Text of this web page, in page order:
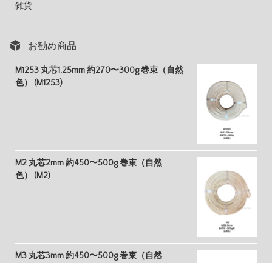
雑貨
お勧め商品
M1253 丸芯1.25mm 約270〜300g 巻束（自然
色） (M1253)
M2 丸芯2mm 約450〜500g 巻束（自然
色） (M2)
M3 丸芯3mm 約450〜500g 巻束（自然